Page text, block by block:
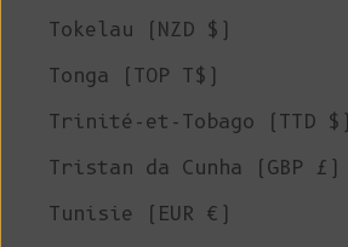
Tokelau (NZD $)
Tonga (TOP T$)
Trinité-et-Tobago (TTD $)
Tristan da Cunha (GBP £)
Tunisie (EUR €)